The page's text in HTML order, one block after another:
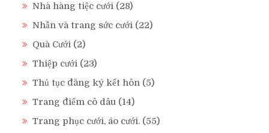
Nhà hàng tiệc cưới (28)
Nhẫn và trang sức cưới (22)
Quà Cưới (2)
Thiệp cưới (23)
Thủ tục đăng ký kết hôn (5)
Trang điểm cô dâu (14)
Trang phục cưới, áo cưới. (55)